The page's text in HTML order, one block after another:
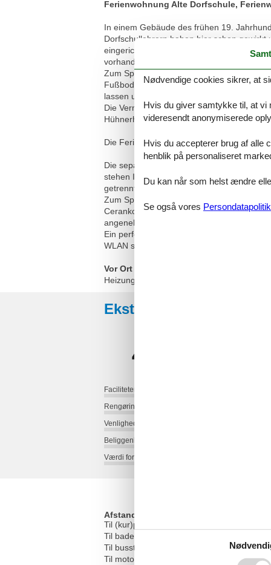
Ferienwohnung Alte Dorfschule,
In einem Gebäude des frühen 19.
Dorfschullehrern haben hier schon
eingerichtet, stehen Ihnen zur Verfügung.
vorhanden.
Zum Speisen und Verweilen ist die
Fußbodenheizung ausgestattet. Zur
lassen und den fröhlichen Vogelkonzerten
Die Vermieter sind sehr ortskundig,
Hühnerhof.
Die Ferienwohnung wird nicht an
Die separate Ferienwohnung befindet
stehen Ihnen zur Verfügung. Im
getrennte Matratzen) und kann gut
Zum Speisen und Verweilen ist die
Cerankochfeld, Kühlschrank mit
angenehm sind die ebenerdige, frei
Ein perfekter Rückzugsort, um die Seele
WLAN steht den Gästen kostenfrei zur
Vor Ort
Heizung nach Verbrauch
Eksterne anmeldelser
4,8
Faciliteter:
Rengøring:
Venlighed:
Beliggenhed:
Værdi for pengene:
Afstande
Til (kur)parken/skoven
Til badepladsen/vandmassen
Til busstoppestedet
Til motorvejen
Nødvendige cookies sikrer, at
Hvis du giver samtykke til, at vi
videresendt anonymiserede
Hvis du accepterer brug af alle
henblik på personaliseret
Du kan når som helst ændre
Se også vores Persondatapolitik